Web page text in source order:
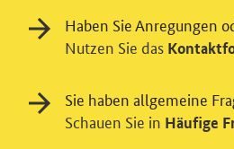
Haben Sie Anregungen
Nutzen Sie das
Sie haben allgemeine
Schauen Sie in Häufige